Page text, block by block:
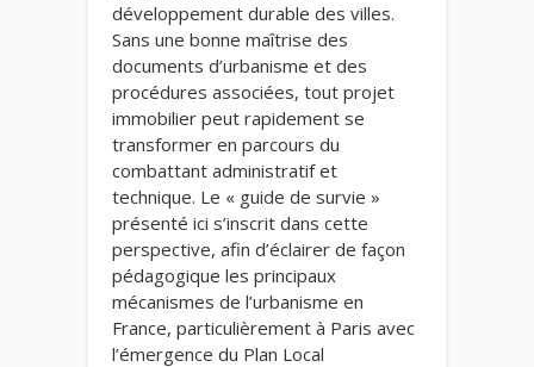
développement durable des villes.
Sans une bonne maîtrise des
documents d’urbanisme et des
procédures associées, tout projet
immobilier peut rapidement se
transformer en parcours du
combattant administratif et
technique. Le « guide de survie »
présenté ici s’inscrit dans cette
perspective, afin d’éclairer de façon
pédagogique les principaux
mécanismes de l’urbanisme en
France, particulièrement à Paris avec
l’émergence du Plan Local